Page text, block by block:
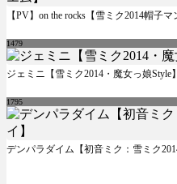
【PV】on the rocks【雪ミク2014帽子
1479
ジェミニ【雪ミク2014・魔女っ娘Style】
1795
デンパラダイム【初音ミク：雪ミク